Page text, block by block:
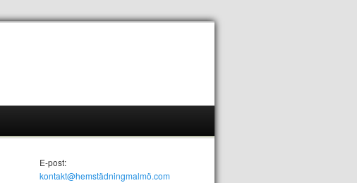
E-post:
kontakt@hemstädningmalmö.com